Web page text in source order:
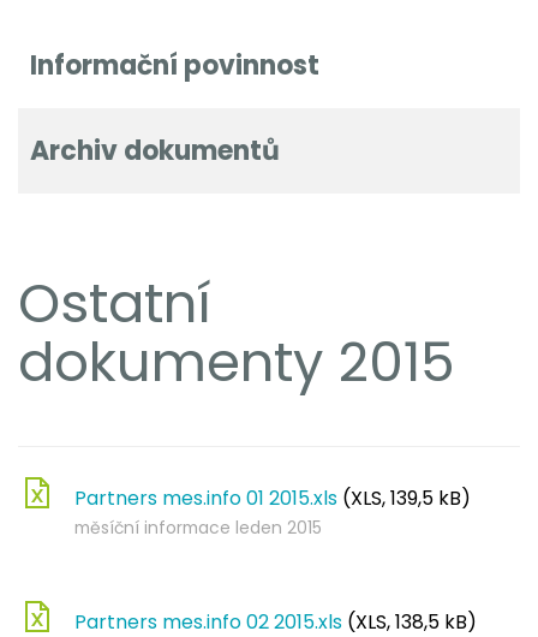
Informační povinnost
Archiv dokumentů
Ostatní
dokumenty 2015
Partners mes.info 01 2015.xls (XLS, 139,5 kB)
měsíční informace leden 2015
Partners mes.info 02 2015.xls (XLS, 138,5 kB)